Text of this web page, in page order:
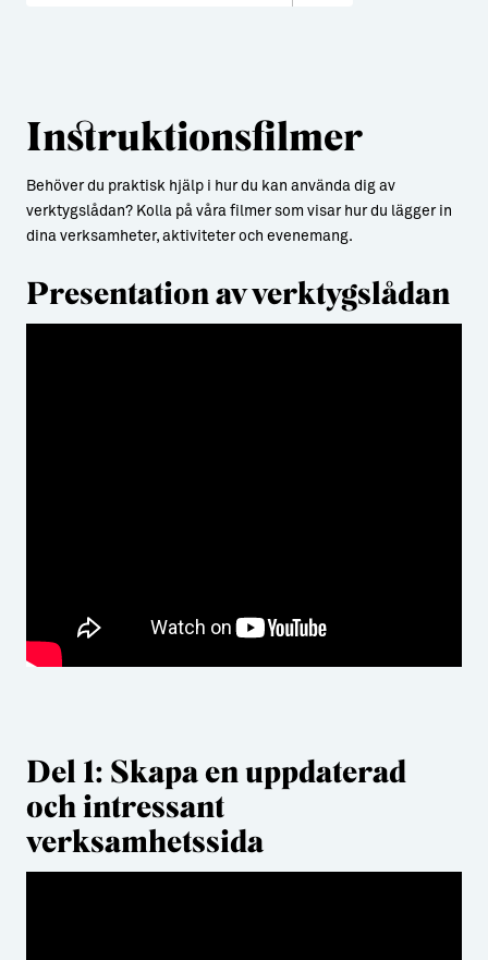
Instruktionsfilmer
Behöver du praktisk hjälp i hur du kan använda dig av
verktygslådan? Kolla på våra filmer som visar hur du lägger in
dina verksamheter, aktiviteter och evenemang.
Presentation av verktygslådan
Del 1: Skapa en uppdaterad
och intressant
verksamhetssida